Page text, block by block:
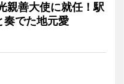
親善大使に就任！駅
奏でた地元愛